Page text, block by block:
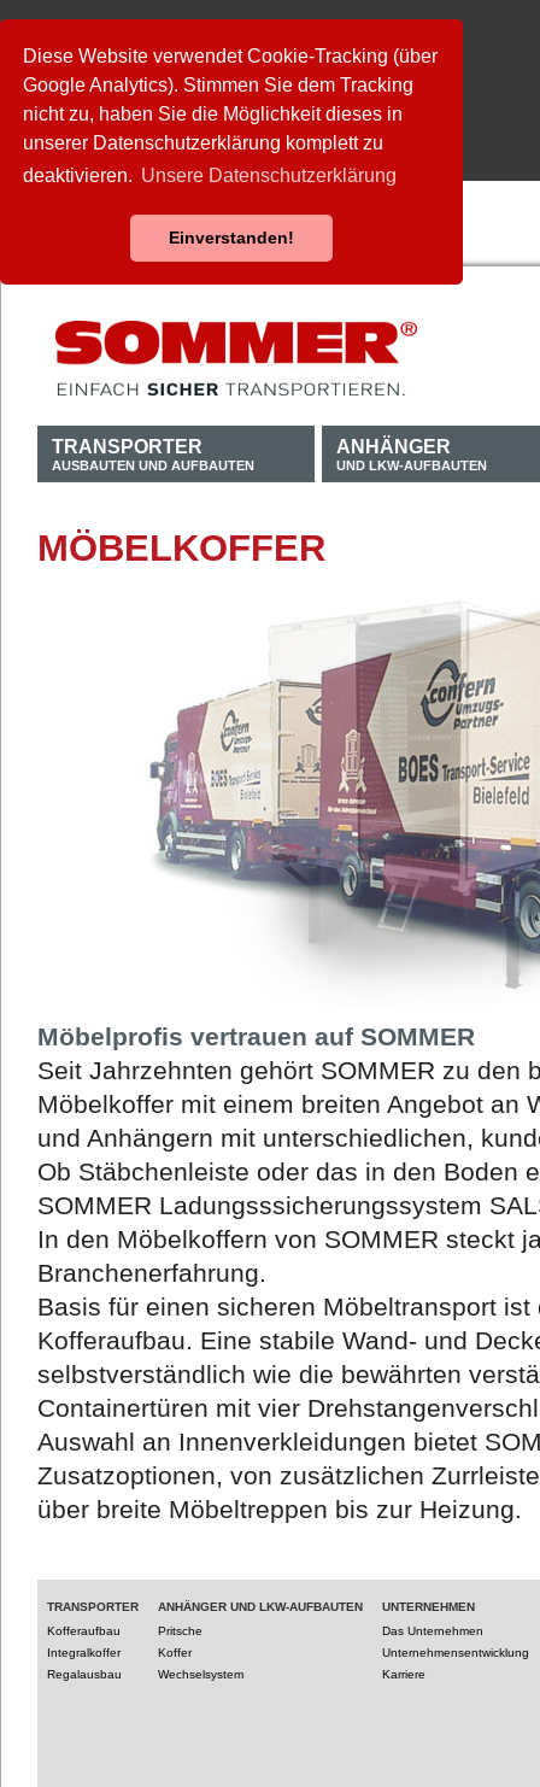
Diese Website verwendet Cookie-Tracking (über
Google Analytics). Stimmen Sie dem Tracking
nicht zu, haben Sie die Möglichkeit dieses in
unserer Datenschutzerklärung komplett zu
deaktivieren. Unsere Datenschutzerklärung
Einverstanden!
TRANSPORTER
AUSBAUTEN UND AUFBAUTEN
ANHÄNGER
UND LKW-AUFBAUTEN
MÖBELKOFFER
Möbelprofis vertrauen auf SOMMER
Seit Jahrzehnten gehört SOMMER zu den
Möbelkoffer mit einem breiten Angebot an
und Anhängern mit unterschiedlichen,
Ob Stäbchenleiste oder das in den Boden
SOMMER Ladungsssicherungssystem
In den Möbelkoffern von SOMMER steckt
Branchenerfahrung.
Basis für einen sicheren Möbeltransport ist
Kofferaufbau. Eine stabile Wand- und
selbstverständlich wie die bewährten
Containertüren mit vier
Auswahl an Innenverkleidungen bietet
Zusatzoptionen, von zusätzlichen
über breite Möbeltreppen bis zur Heizung.
TRANSPORTER
Kofferaufbau
Integralkoffer
Regalausbau
ANHÄNGER UND LKW-AUFBAUTEN
Pritsche
Koffer
Wechselsystem
UNTERNEHMEN
Das Unternehmen
Unternehmensentwicklung
Karriere